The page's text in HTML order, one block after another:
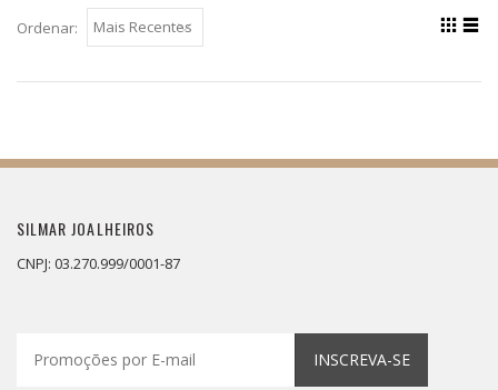
Ordenar:
SILMAR JOALHEIROS
CNPJ: 03.270.999/0001-87
INSCREVA-SE